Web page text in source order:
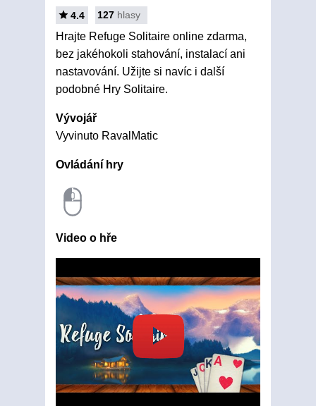
4.4 127 hlasy
Hrajte Refuge Solitaire online zdarma,
bez jakéhokoli stahování, instalací ani
nastavování. Užijte si navíc i další
podobné Hry Solitaire.
Vývojář
Vyvinuto RavalMatic
Ovládání hry
Video o hře